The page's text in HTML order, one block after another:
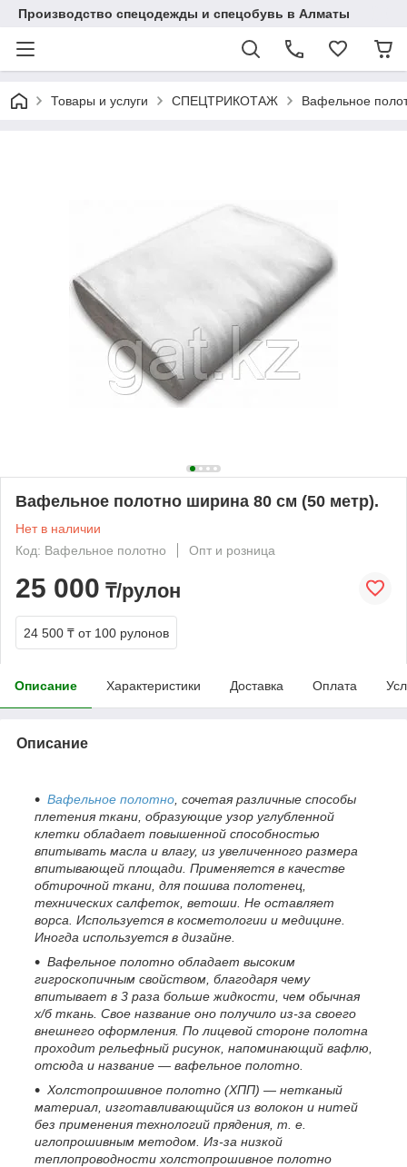
Производство спецодежды и спецобувь в Алматы
Товары и услуги СПЕЦТРИКОТАЖ Вафельное
Вафельное полотно ширина 80 см (50 метр).
Нет в наличии
Код: Вафельное полотно
Опт и розница
25 000 ₸/рулон
24 500 ₸ от 100 рулонов
Описание Характеристики Доставка Оплата
Описание
Вафельное полотно , сочетая различные способы
плетения ткани, образующие узор углубленной
клетки обладает повышенной способностью
впитывать масла и влагу, из увеличенного размера
впитывающей площади. Применяется в качестве
обтирочной ткани, для пошива полотенец,
технических салфеток, ветоши. Не оставляет
ворса. Используется в косметологии и медицине.
Иногда используется в дизайне.
Вафельное полотно обладает высоким
гигроскопичным свойством, благодаря чему
впитывает в 3 раза больше жидкости, чем обычная
х/б ткань. Свое название оно получило из-за своего
внешнего оформления. По лицевой стороне полотна
проходит рельефный рисунок, напоминающий вафлю,
отсюда и название — вафельное полотно.
Холстопрошивное полотно (ХПП) — нетканый
материал, изготавливающийся из волокон и нитей
без применения технологий прядения, т. е.
иглопрошивным методом. Из-за низкой
теплопроводности холстопрошивное полотно